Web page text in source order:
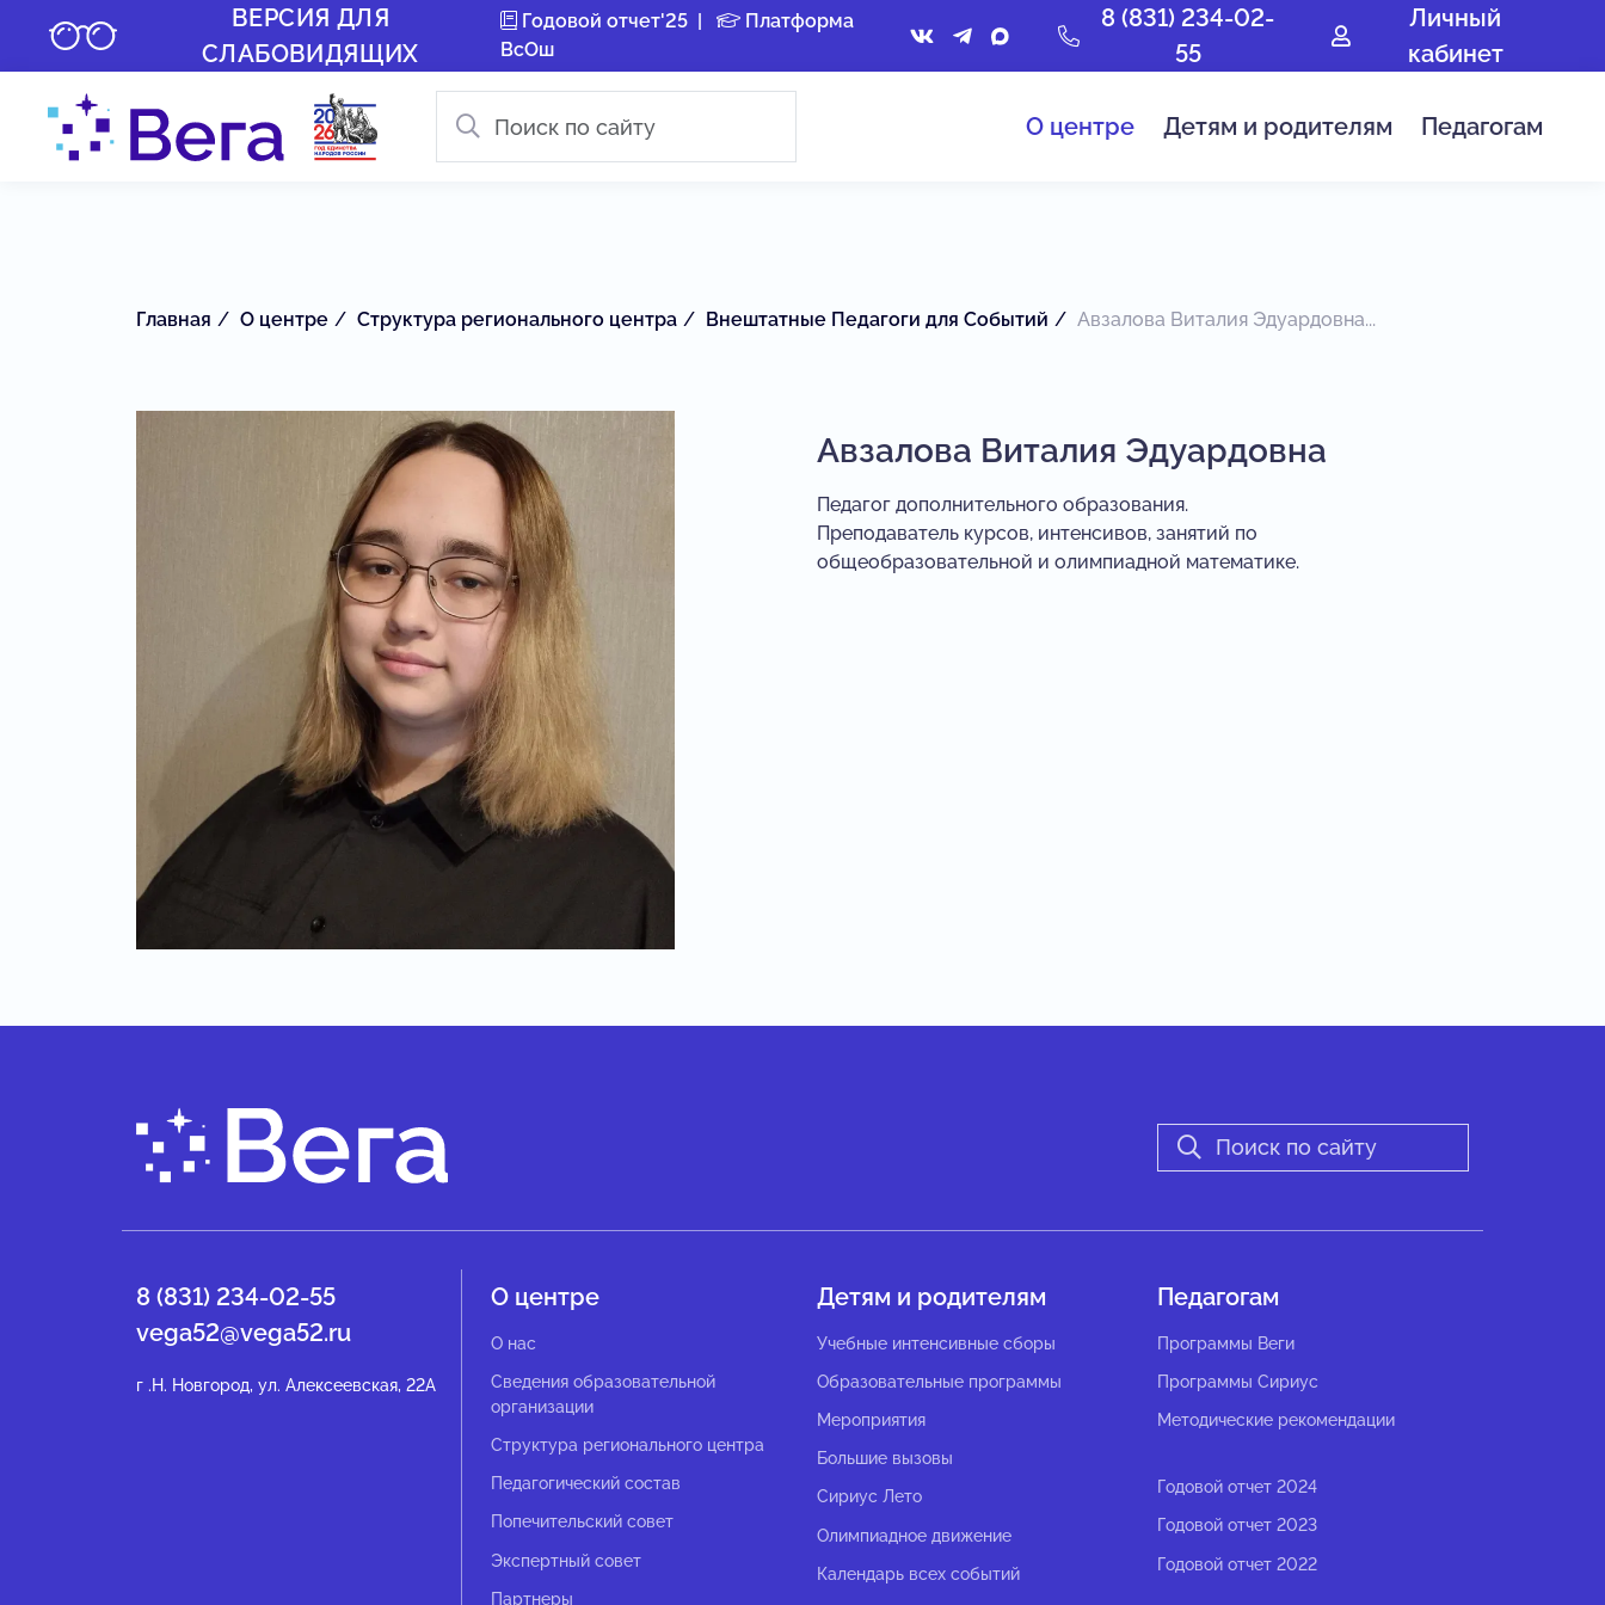
ВЕРСИЯ ДЛЯ
СЛАБОВИДЯЩИХ
Годовой отчет'25|
Платформа
ВсОш
8 (831) 234-02-
55
Личный
кабинет
О центре Детям и родителям Педагогам
Главная О центре Структура регионального центра Внештатные Педагоги для Событий Авзалова Виталия Эдуардовна...
Авзалова Виталия Эдуардовна
Педагог дополнительного образования.
Преподаватель курсов, интенсивов, занятий по
общеобразовательной и олимпиадной математике.
8 (831) 234-02-55
vega52@vega52.ru
г .Н. Новгород, ул. Алексеевская, 22А
О центре
О нас
Сведения образовательной
организации
Структура регионального центра
Педагогический состав
Попечительский совет
Экспертный совет
Партнеры
Детям и родителям
Учебные интенсивные сборы
Образовательные программы
Мероприятия
Большие вызовы
Сириус Лето
Олимпиадное движение
Календарь всех событий
Педагогам
Программы Веги
Программы Сириус
Методические рекомендации
Годовой отчет 2024
Годовой отчет 2023
Годовой отчет 2022